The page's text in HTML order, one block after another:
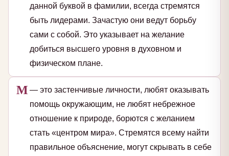
данной буквой в фамилии, всегда стремятся
быть лидерами. Зачастую они ведут борьбу
сами с собой. Это указывает на желание
добиться высшего уровня в духовном и
физическом плане.
М — это застенчивые личности, любят оказывать
помощь окружающим, не любят небрежное
отношение к природе, борются с желанием
стать «центром мира». Стремятся всему найти
правильное объяснение, могут скрывать в себе